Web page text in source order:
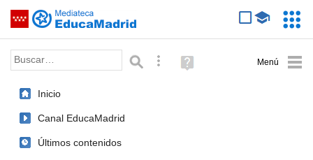
Saltar navegación
Palabra o frase: Búsqueda avanzada
Ayuda
(en
Inicio
Canal EducaMadrid
Últimos contenidos